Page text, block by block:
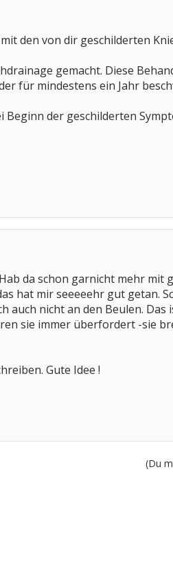
den von dir geschilderten
gemacht. Diese
für mindestens ein Jahr
der geschilderten
da schon garnicht mehr mit
hat mir seeeeehr gut getan.
auch nicht an den Beulen.
sie immer überfordert -sie
Gute Idee !
(Du